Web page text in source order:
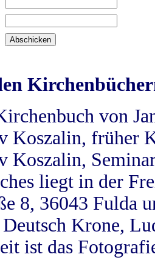
von
Koszalin, früher
Koszalin,
liegt in der
8, 36043 Fulda
Krone,
ist das